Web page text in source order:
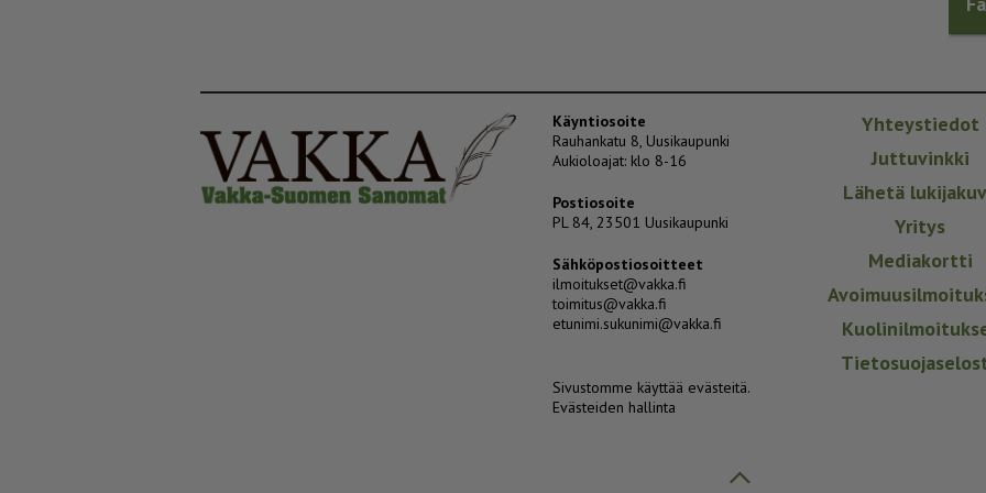
Käyntiosoite
Rauhankatu 8, Uusikaupunki
Aukioloajat: klo 8-16
Postiosoite
PL 84, 23501 Uusikaupunki
Sähköpostiosoitteet
ilmoitukset@vakka.fi
toimitus@vakka.fi
etunimi.sukunimi@vakka.fi
Sivustomme käyttää evästeitä.
Evästeiden hallinta
Yhteystiedot
Juttuvinkki
Lähetä
Yritys
Mediakortti